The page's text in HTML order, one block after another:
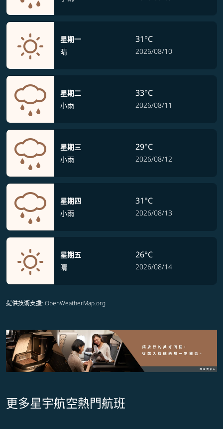
星期一
晴
31°C
2026/08/10
星期二
小雨
33°C
2026/08/11
星期三
小雨
29°C
2026/08/12
星期四
小雨
31°C
2026/08/13
星期五
晴
26°C
2026/08/14
提供技術支援: OpenWeatherMap.org
更多星宇航空熱門航班